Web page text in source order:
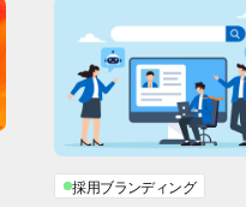
採用ブランディング